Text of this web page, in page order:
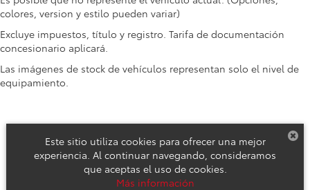
colores, version y estilo pueden variar)
Excluye impuestos, título y registro. Tarifa de documentación
concesionario aplicará.
Las imágenes de stock de vehículos representan solo el nivel de
equipamiento.
Derechos de autor © 2026 por DealerOn Mapa del sitio
Este sitio utiliza cookies para ofrecer una mejor
experiencia. Al continuar navegando, consideramos
que aceptas el uso de cookies.
Más información